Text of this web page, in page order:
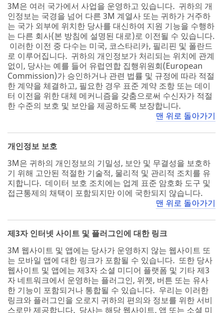
3M은 여러 국가에서 사업을 운영하고 있습니다. 귀하의 개
인정보는 국경을 넘어 다른 3M 계열사 또는 귀하가 거주하
는 국가 외부에 위치한 당사를 대신하여 지원 기능을 수행하
는 다른 회사(본 방침에 설명된 대로)로 이전될 수 있습니다.
이러한 이전 중 다수는 미국, 코스타리카, 필리핀 및 폴란드
로 이루어집니다. 귀하의 개인정보가 처리되는 위치에 관계
없이, 당사는 예를 들어 유럽연합 집행위원회(European
Commission)가 승인하거나 관련 법률 및 규정에 따라 적절
한 계약을 체결하고, 필요한 경우 표준 계약 조항 또는 데이
터 이전을 위한 대체 메커니즘을 갖춤으로써 수신자가 적절
한 수준의 보호 및 보안을 제공하도록 보장합니다.
맨 위로 돌아가기
개인정보 보호
3M은 귀하의 개인정보의 기밀성, 보안 및 무결성을 보호하
기 위해 고안된 적절한 기술적, 물리적 및 관리적 조치를 유
지합니다. 데이터 보호 조치에는 업계 표준 암호화 도구 및
접근통제의 채택이 포함되지만 이에 국한되지 않습니다.
맨 위로 돌아가기
제3자 인터넷 사이트 및 플러그인에 대한 링크
3M 웹사이트 및 앱에는 당사가 운영하지 않는 웹사이트 또
는 모바일 앱에 대한 링크가 포함될 수 있습니다. 또한 당사
웹사이트 및 앱에는 제3자 소셜 미디어 플랫폼 및 기타 제3
자 네트워크에서 운영하는 플러그인, 위젯, 버튼 또는 유사
한 기능이 포함되거나 통합될 수 있습니다. 우리는 이러한
링크와 플러그인을 오로지 귀하의 편의와 정보를 위한 서비
스로만 제공합니다. 당사는 해당 웹사이트, 앱 또는 소셜 미